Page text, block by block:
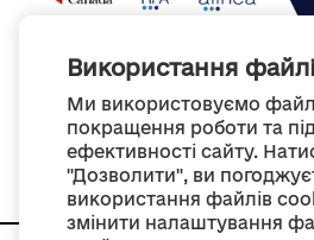
Використання
Ми використовуємо
покращення роботи та
ефективності сайту.
"Дозволити", ви
використання файлів
змінити налаштування
Розпочинаємо відбір нових
канадському проєкті
(RFA)
04 серпня 2026